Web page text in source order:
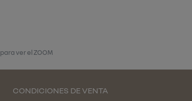
ver el ZOOM
CONDICIONES DE VENTA